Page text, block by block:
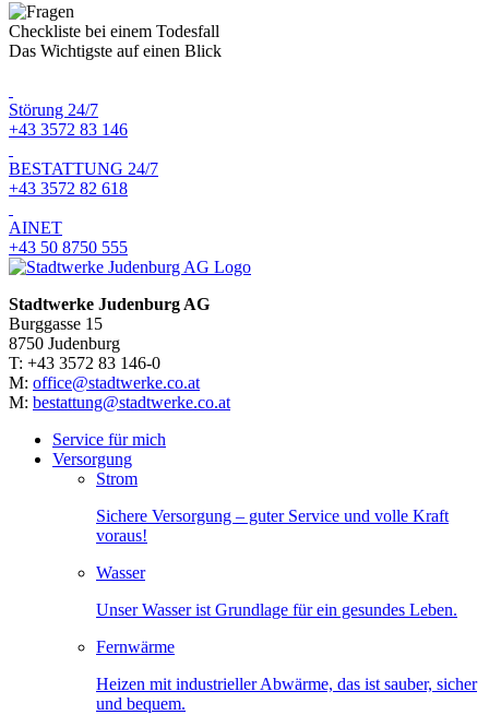
Checkliste bei einem Todesfall
Das Wichtigste auf einen Blick
Störung 24/7
+43 3572 83 146
BESTATTUNG 24/7
+43 3572 82 618
AINET
+43 50 8750 555
Stadtwerke Judenburg AG
Burggasse 15
8750 Judenburg
T: +43 3572 83 146-0
M: office@stadtwerke.co.at
M: bestattung@stadtwerke.co.at
Service für mich
Versorgung
Strom
Sichere Versorgung – guter Service und volle Kraft
voraus!
Wasser
Unser Wasser ist Grundlage für ein gesundes Leben.
Fernwärme
Heizen mit industrieller Abwärme, das ist sauber, sicher
und bequem.